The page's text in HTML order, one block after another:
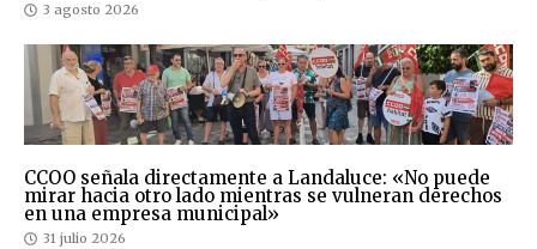
3 agosto 2026
CCOO señala directamente a Landaluce: «No puede
mirar hacia otro lado mientras se vulneran derechos
en una empresa municipal»
31 julio 2026